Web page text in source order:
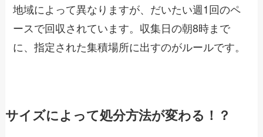
地域によって異なりますが、だいたい週1回のペ
ースで回収されています。収集日の朝8時まで
に、指定された集積場所に出すのがルールです。
サイズによって処分方法が変わる！？